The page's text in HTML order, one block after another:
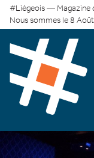
#Liégeois — Magazine
Nous sommes le 8